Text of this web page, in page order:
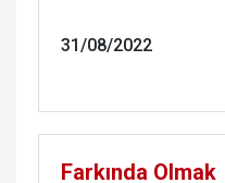
31/08/2022
Farkında Olmak